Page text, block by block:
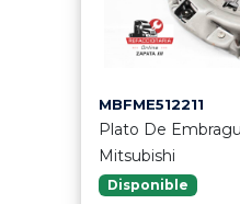
MBFME512211
Plato De
Mitsubishi
Disponible